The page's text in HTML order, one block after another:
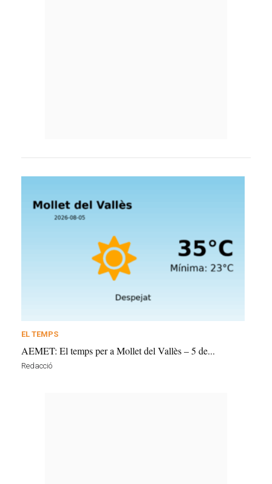
EL TEMPS
AEMET: El temps per a Mollet del Vallès – 5 de...
Redacció